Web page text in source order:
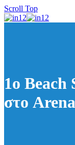
Scroll Top
1ο Beach
στο Arena